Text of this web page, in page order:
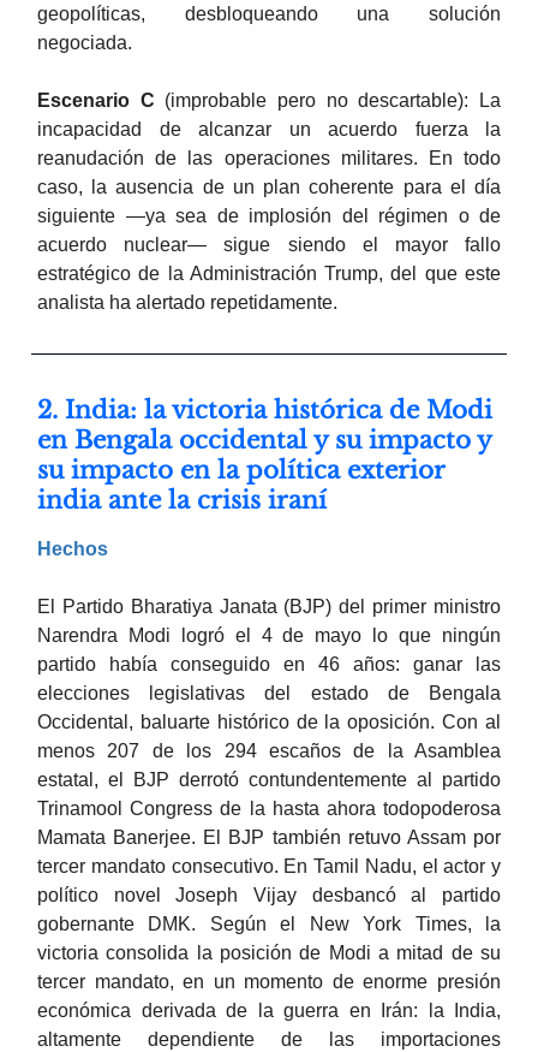
geopolíticas, desbloqueando una solución
negociada.
Escenario C (improbable pero no descartable): La
incapacidad de alcanzar un acuerdo fuerza la
reanudación de las operaciones militares. En todo
caso, la ausencia de un plan coherente para el día
siguiente —ya sea de implosión del régimen o de
acuerdo nuclear— sigue siendo el mayor fallo
estratégico de la Administración Trump, del que este
analista ha alertado repetidamente.
2. India: la victoria histórica de Modi
en Bengala occidental y su impacto y
su impacto en la política exterior
india ante la crisis iraní
Hechos
El Partido Bharatiya Janata (BJP) del primer ministro
Narendra Modi logró el 4 de mayo lo que ningún
partido había conseguido en 46 años: ganar las
elecciones legislativas del estado de Bengala
Occidental, baluarte histórico de la oposición. Con al
menos 207 de los 294 escaños de la Asamblea
estatal, el BJP derrotó contundentemente al partido
Trinamool Congress de la hasta ahora todopoderosa
Mamata Banerjee. El BJP también retuvo Assam por
tercer mandato consecutivo. En Tamil Nadu, el actor y
político novel Joseph Vijay desbancó al partido
gobernante DMK. Según el New York Times, la
victoria consolida la posición de Modi a mitad de su
tercer mandato, en un momento de enorme presión
económica derivada de la guerra en Irán: la India,
altamente dependiente de las importaciones